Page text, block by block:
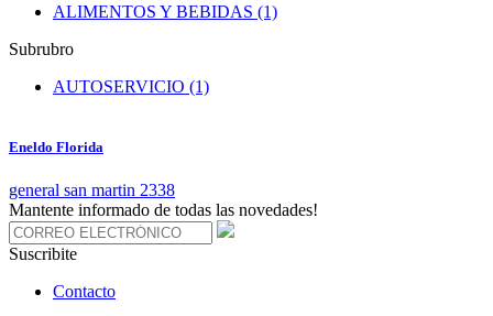
ALIMENTOS Y BEBIDAS (1)
Subrubro
AUTOSERVICIO (1)
Eneldo Florida
general san martin 2338
Mantente informado de todas las novedades!
Suscribite
Contacto